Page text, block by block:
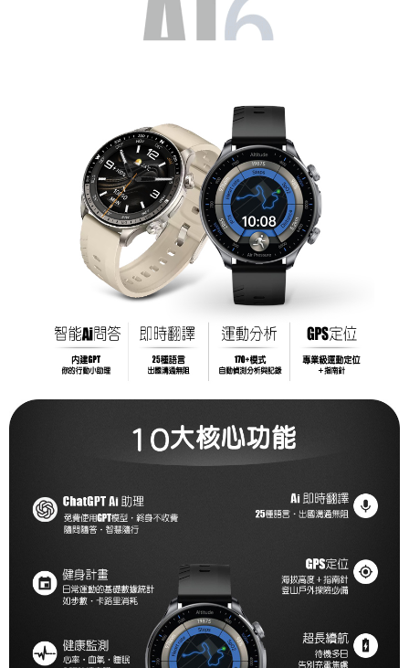
是否繳費成功／繳費後需取消欲退款等相關疑問，請聯繫「AFTEE先享後付
https://netprotections.freshdesk.com/support/home
２．關於個人資料處理事宜，請瀏覽以下網址：
https://aftee.tw/terms/#terms3
３．未成年的使用者請事先徵得法定代理人或監護人之同意方可使用
「AFTEE先享後付」，若未經同意申辦者引起之損失，本公司不負相關責
４．使用「AFTEE先享後付」時，將依據個別帳號之用戶狀況，依本公司即
時審查核予不同之上限額度；若仍有額度不足之情形，本公司將視審查結果
請求用戶進行身份認證。
５．嚴禁一人註冊多個帳號或使用他人資訊註冊。若發現惡意使用之情形，
恩沛科技股份有限公司將有權停止該用戶之使用額度並採取法律行動。
每筆NT$80，滿NT$1,500(含以上)免運費